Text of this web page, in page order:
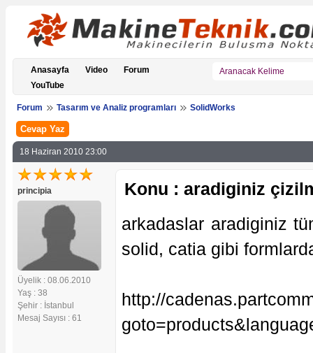
Anasayfa Video
Forum
YouTube
Forum Tasarım ve Analiz programları SolidWorks
Cevap Yaz
18 Haziran 2010 23:00
principia
Üyelik : 08.06.2010
Yaş : 38
Şehir : İstanbul
Mesaj Sayısı : 61
Konu : aradiginiz
arkadaslar aradiginiz
solid, catia gibi
http://